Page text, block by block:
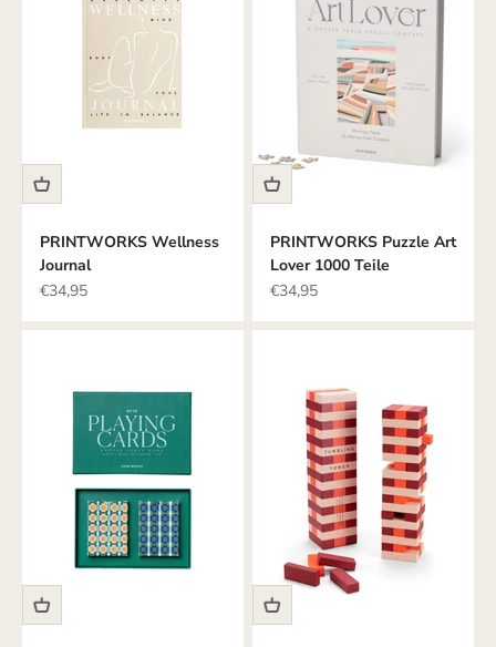
PRINTWORKS Wellness
Journal
Angebot
€34,95
PRINTWORKS Puzzle Art
Lover 1000 Teile
Angebot
€34,95